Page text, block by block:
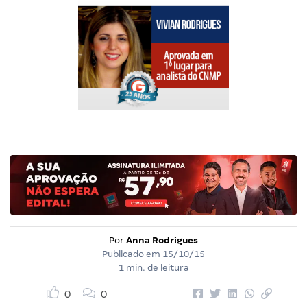
Por Anna Rodrigues
Publicado em 15/10/15
1 min. de leitura
0 0